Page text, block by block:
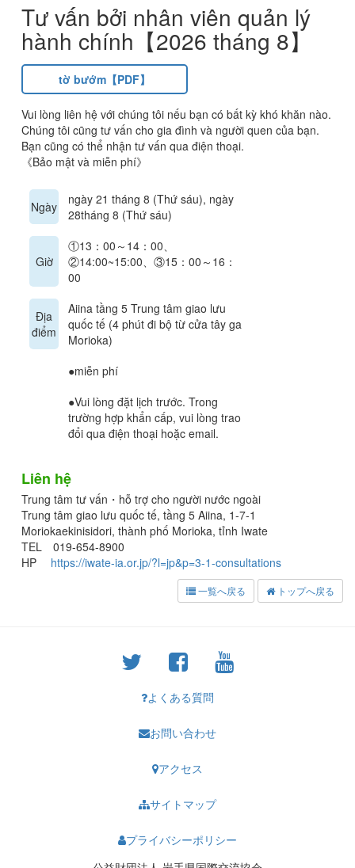
Tư vấn bởi nhân viên quản lý
hành chính【2026 tháng 8】
tờ bướm【PDF】
Vui lòng liên hệ với chúng tôi nếu bạn có bất kỳ khó khăn nào.
Chúng tôi cũng tư vấn cho gia đình và người quen của bạn.
Bạn cũng có thể nhận tư vấn qua điện thoại.
《Bảo mật và miễn phí》
Ngày
ngày 21 tháng 8 (Thứ sáu), ngày
28tháng 8 (Thứ sáu)
Giờ
①13：00～14：00、
②14:00~15:00、③15：00～16：
00
Địa
điểm
Aiina tầng 5 Trung tâm giao lưu
quốc tế (4 phút đi bộ từ cửa tây ga
Morioka)
●miễn phí
●Vui lòng đặt lịch trước. Trong
trường hợp khẩn cấp, vui lòng trao
đổi qua điện thoại hoặc email.
Liên hệ
Trung tâm tư vấn・hỗ trợ cho người nước ngoài
Trung tâm giao lưu quốc tế, tầng 5 Aiina, 1-7-1
Moriokaekinisidori, thành phố Morioka, tỉnh Iwate
TEL 019-654-8900
HP https://iwate-ia.or.jp/?l=jp&p=3-1-consultations
一覧へ戻る トップへ戻る
よくある質問
お問い合わせ
アクセス
サイトマップ
プライバシーポリシー